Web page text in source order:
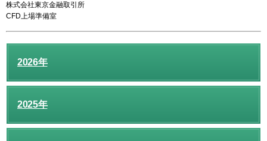
株式会社東京金融取引所
CFD上場準備室
2026年
2025年